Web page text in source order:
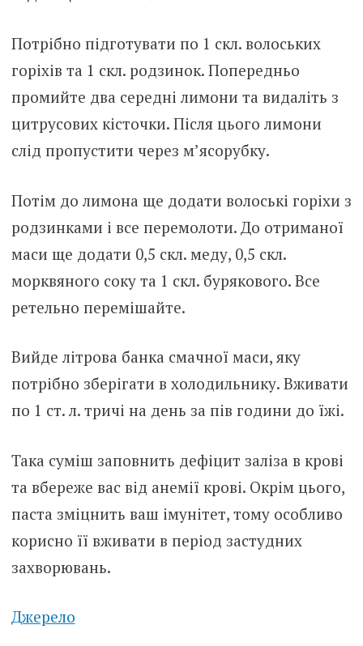
Потрібно підготувати по 1 скл. волоських
горіхів та 1 скл. родзинок. Попередньо
промийте два середні лимони та видаліть з
цитрусових кісточки. Після цього лимони
слід пропустити через м’ясорубку.
Потім до лимона ще додати волоські горіхи з
родзинками і все перемолоти. До отриманої
маси ще додати 0,5 скл. меду, 0,5 скл.
морквяного соку та 1 скл. бурякового. Все
ретельно перемішайте.
Вийде літрова банка смачної маси, яку
потрібно зберігати в холодильнику. Вживати
по 1 ст. л. тричі на день за пів години до їжі.
Така суміш заповнить дефіцит заліза в крові
та вбереже вас від анемії крові. Окрім цього,
паста зміцнить ваш імунітет, тому особливо
корисно її вживати в період застудних
захворювань.
Джерело